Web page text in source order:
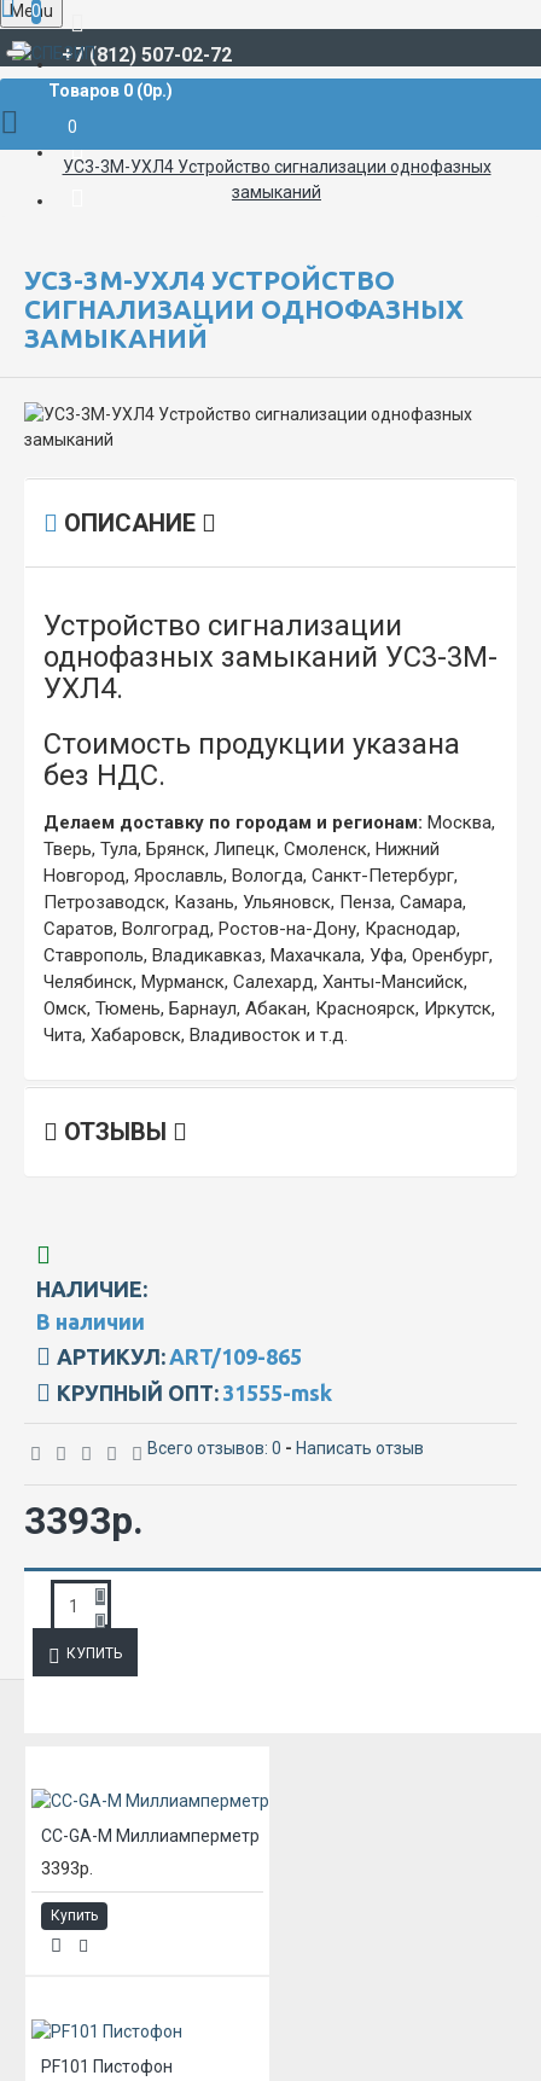
+7 (812) 507-02-72
Menu
0
Товаров 0 (0р.)
0
Щитовые и другие измерительные приборы
УС3-3М-УХЛ4 Устройство сигнализации однофазных
замыканий
УС3-3М-УХЛ4 УСТРОЙСТВО
СИГНАЛИЗАЦИИ ОДНОФАЗНЫХ
ЗАМЫКАНИЙ
ОПИСАНИЕ
Устройство сигнализации
однофазных замыканий УС3-3М-
УХЛ4.
Стоимость продукции указана
без НДС.
Делаем доставку по городам и регионам: Москва,
Тверь, Тула, Брянск, Липецк, Смоленск, Нижний
Новгород, Ярославль, Вологда, Санкт-Петербург,
Петрозаводск, Казань, Ульяновск, Пенза, Самара,
Саратов, Волгоград, Ростов-на-Дону, Краснодар,
Ставрополь, Владикавказ, Махачкала, Уфа, Оренбург,
Челябинск, Мурманск, Салехард, Ханты-Мансийск,
Омск, Тюмень, Барнаул, Абакан, Красноярск, Иркутск,
Чита, Хабаровск, Владивосток и т.д.
ОТЗЫВЫ
НАЛИЧИЕ:
В наличии
АРТИКУЛ:ART/109-865
КРУПНЫЙ ОПТ: 31555-msk
Всего отзывов: 0 - Написать отзыв
3393р.
КУПИТЬ
CC-GA-M Миллиамперметр
3393р.
Купить
PF101 Пистофон